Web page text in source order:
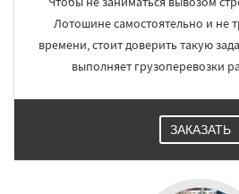
Лотошине самостоятельно и не
времени, стоит доверить такую
выполняет грузоперевозки
ЗАКАЗАТЬ